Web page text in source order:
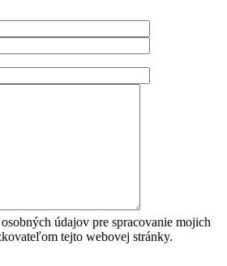
údajov pre spracovanie mojich
tejto webovej stránky.